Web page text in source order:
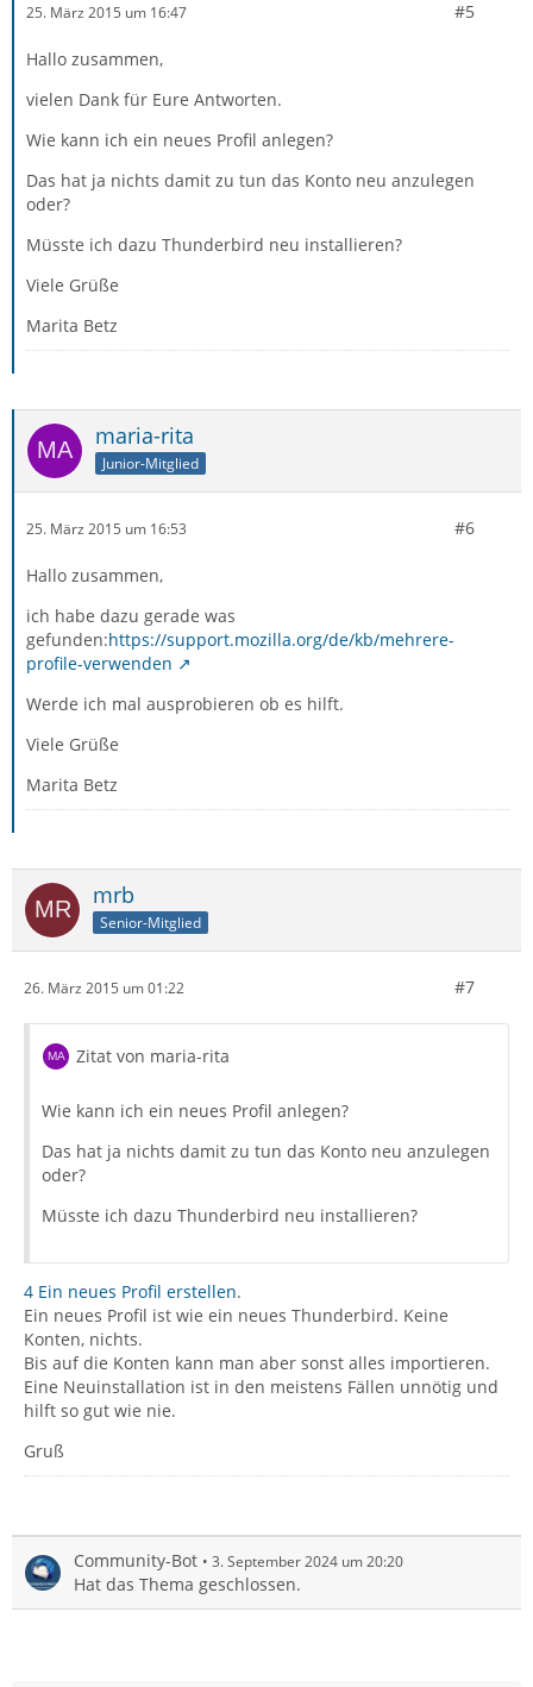
25. März 2015 um 16:47 #5
Hallo zusammen,
vielen Dank für Eure Antworten.
Wie kann ich ein neues Profil anlegen?
Das hat ja nichts damit zu tun das Konto neu anzulegen
oder?
Müsste ich dazu Thunderbird neu installieren?
Viele Grüße
Marita Betz
maria-rita
Junior-Mitglied
25. März 2015 um 16:53 #6
Hallo zusammen,
ich habe dazu gerade was
gefunden:https://support.mozilla.org/de/kb/mehrere-
profile-verwenden
Werde ich mal ausprobieren ob es hilft.
Viele Grüße
Marita Betz
mrb
Senior-Mitglied
26. März 2015 um 01:22 #7
Zitat von maria-rita
Wie kann ich ein neues Profil anlegen?
Das hat ja nichts damit zu tun das Konto neu anzulegen
oder?
Müsste ich dazu Thunderbird neu installieren?
4 Ein neues Profil erstellen.
Ein neues Profil ist wie ein neues Thunderbird. Keine
Konten, nichts.
Bis auf die Konten kann man aber sonst alles importieren.
Eine Neuinstallation ist in den meistens Fällen unnötig und
hilft so gut wie nie.
Gruß
Community-Bot 3. September 2024 um 20:20
Hat das Thema geschlossen.